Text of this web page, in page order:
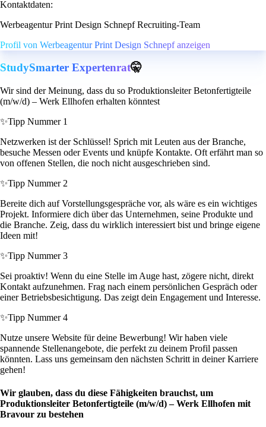
Kontaktdaten:
Werbeagentur Print Design Schnepf Recruiting-Team
Profil von Werbeagentur Print Design Schnepf anzeigen
StudySmarter Expertenrat🤫
Wir sind der Meinung, dass du so Produktionsleiter Betonfertigteile
(m/w/d) – Werk Ellhofen erhalten könntest
✨Tipp Nummer 1
Netzwerken ist der Schlüssel! Sprich mit Leuten aus der Branche,
besuche Messen oder Events und knüpfe Kontakte. Oft erfährt man so
von offenen Stellen, die noch nicht ausgeschrieben sind.
✨Tipp Nummer 2
Bereite dich auf Vorstellungsgespräche vor, als wäre es ein wichtiges
Projekt. Informiere dich über das Unternehmen, seine Produkte und
die Branche. Zeig, dass du wirklich interessiert bist und bringe eigene
Ideen mit!
✨Tipp Nummer 3
Sei proaktiv! Wenn du eine Stelle im Auge hast, zögere nicht, direkt
Kontakt aufzunehmen. Frag nach einem persönlichen Gespräch oder
einer Betriebsbesichtigung. Das zeigt dein Engagement und Interesse.
✨Tipp Nummer 4
Nutze unsere Website für deine Bewerbung! Wir haben viele
spannende Stellenangebote, die perfekt zu deinem Profil passen
könnten. Lass uns gemeinsam den nächsten Schritt in deiner Karriere
gehen!
Wir glauben, dass du diese Fähigkeiten brauchst, um
Produktionsleiter Betonfertigteile (m/w/d) – Werk Ellhofen mit
Bravour zu bestehen